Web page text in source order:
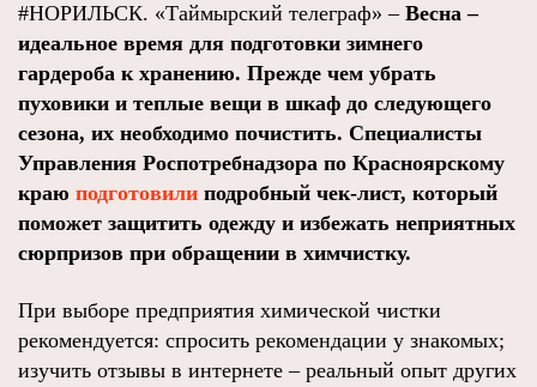
#НОРИЛЬСК. «Таймырский телеграф» – Весна –
идеальное время для подготовки зимнего
гардероба к хранению. Прежде чем убрать
пуховики и теплые вещи в шкаф до следующего
сезона, их необходимо почистить. Специалисты
Управления Роспотребнадзора по Красноярскому
краю подготовили подробный чек-лист, который
поможет защитить одежду и избежать неприятных
сюрпризов при обращении в химчистку.
При выборе предприятия химической чистки
рекомендуется: спросить рекомендации у знакомых;
изучить отзывы в интернете – реальный опыт других